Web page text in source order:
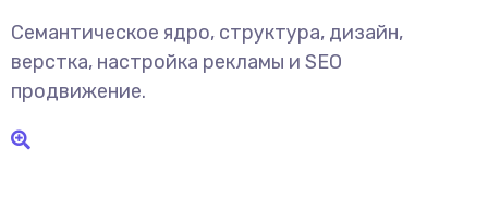
Семантическое ядро, структура, дизайн,
верстка, настройка рекламы и SEO
продвижение.